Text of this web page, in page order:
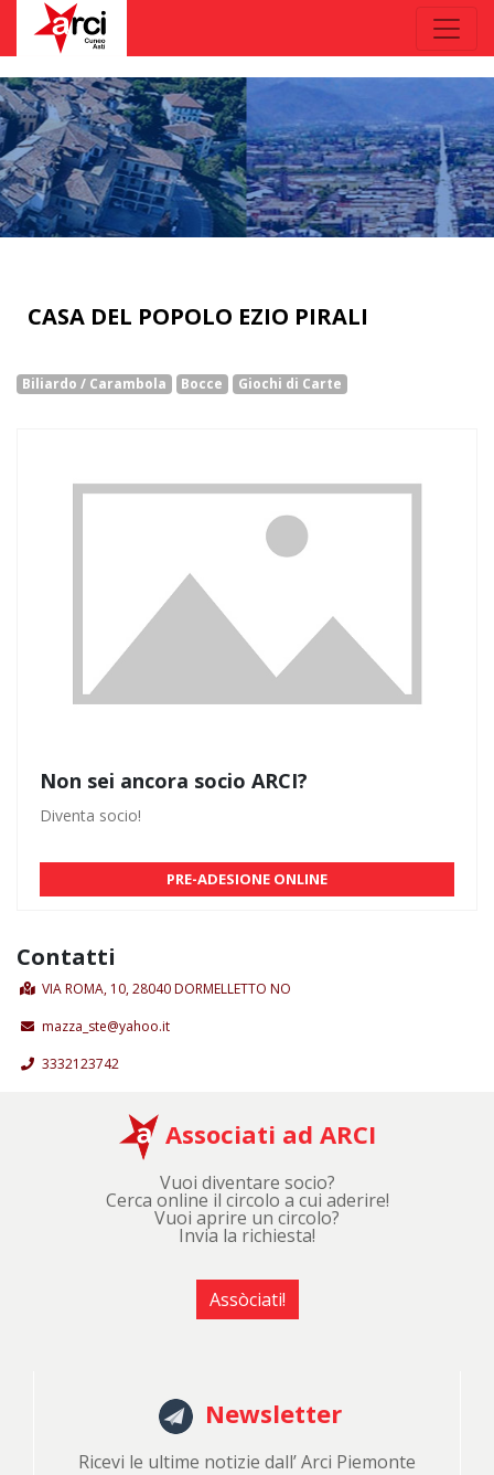
CASA DEL POPOLO EZIO PIRALI
Biliardo / Carambola Bocce Giochi di Carte
Non sei ancora socio ARCI?
Diventa socio!
PRE-ADESIONE ONLINE
Contatti
VIA ROMA, 10, 28040 DORMELLETTO NO
mazza_ste@yahoo.it
3332123742
Associati ad ARCI
Vuoi diventare socio?
Cerca online il circolo a cui aderire!
Vuoi aprire un circolo?
Invia la richiesta!
Assòciati!
Newsletter
Ricevi le ultime notizie dall’ Arci Piemonte